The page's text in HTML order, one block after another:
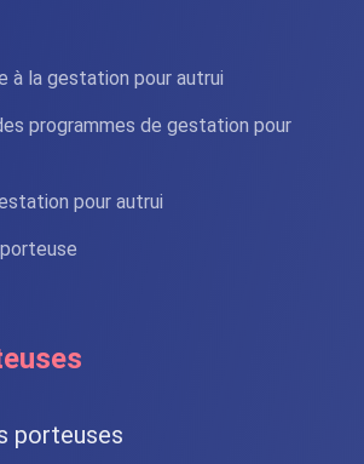
à la gestation pour autrui
programmes de gestation pour
pour autrui
porteuses